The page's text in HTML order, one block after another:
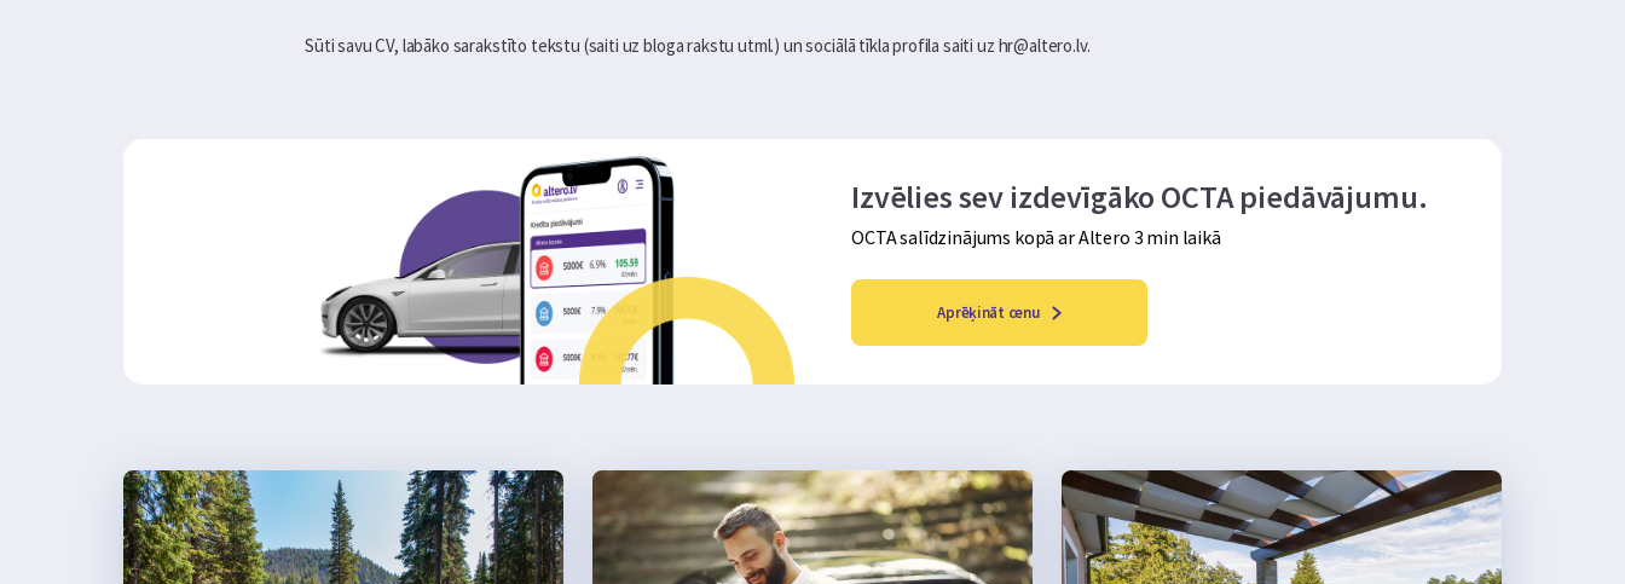
Sūti savu CV, labāko sarakstīto tekstu (saiti uz bloga rakstu utml.) un sociālā tīkla profila saiti uz hr@altero.lv.
Izvēlies sev izdevīgāko OCTA piedāvājumu.
OCTA salīdzinājums kopā ar Altero 3 min laikā
Aprēķināt cenu